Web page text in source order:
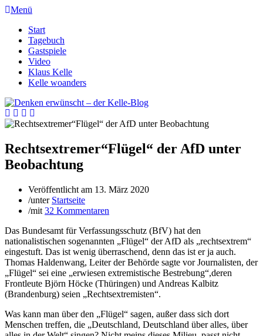
Menü
Start
Tagebuch
Gastspiele
Video
Klaus Kelle
Kelle woanders
Rechtsextremer“Flügel“ der AfD unter
Beobachtung
Veröffentlicht am 13. März 2020
/unter Startseite
/mit 32 Kommentaren
Das Bundesamt für Verfassungsschutz (BfV) hat den
nationalistischen sogenannten „Flügel“ der AfD als „rechtsextrem“
eingestuft. Das ist wenig überraschend, denn das ist er ja auch.
Thomas Haldenwang, Leiter der Behörde sagte vor Journalisten, der
„Flügel“ sei eine „erwiesen extremistische Bestrebung“,deren
Frontleute Björn Höcke (Thüringen) und Andreas Kalbitz
(Brandenburg) seien „Rechtsextremisten“.
Was kann man über den „Flügel“ sagen, außer dass sich dort
Menschen treffen, die „Deutschland, Deutschland über alles, über